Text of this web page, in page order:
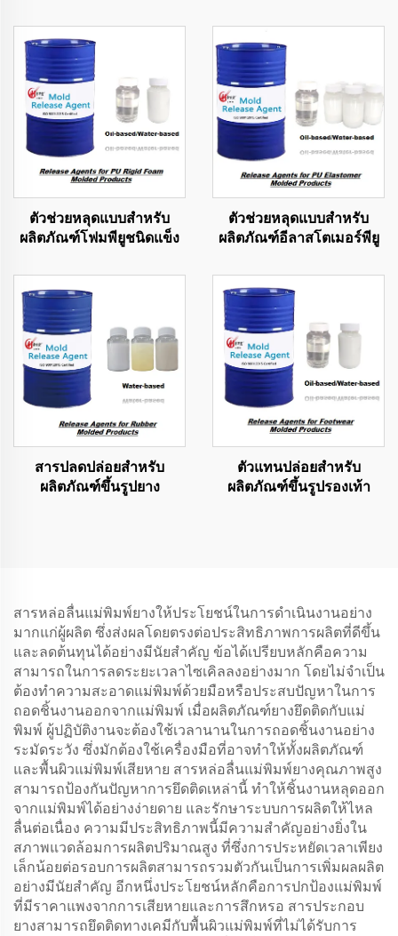
ตัวช่วยหลุดแบบสำหรับ
ผลิตภัณฑ์โฟมพียูชนิดแข็ง
ตัวช่วยหลุดแบบสำหรับ
ผลิตภัณฑ์อีลาสโตเมอร์พียู
สารปลดปล่อยสำหรับ
ผลิตภัณฑ์ขึ้นรูปยาง
ตัวแทนปล่อยสำหรับ
ผลิตภัณฑ์ขึ้นรูปรองเท้า
สารหล่อลื่นแม่พิมพ์ยางให้ประโยชน์ในการดำเนินงานอย่าง
มากแก่ผู้ผลิต ซึ่งส่งผลโดยตรงต่อประสิทธิภาพการผลิตที่ดีขึ้น
และลดต้นทุนได้อย่างมีนัยสำคัญ ข้อได้เปรียบหลักคือความ
สามารถในการลดระยะเวลาไซเคิลลงอย่างมาก โดยไม่จำเป็น
ต้องทำความสะอาดแม่พิมพ์ด้วยมือหรือประสบปัญหาในการ
ถอดชิ้นงานออกจากแม่พิมพ์ เมื่อผลิตภัณฑ์ยางยึดติดกับแม่
พิมพ์ ผู้ปฏิบัติงานจะต้องใช้เวลานานในการถอดชิ้นงานอย่าง
ระมัดระวัง ซึ่งมักต้องใช้เครื่องมือที่อาจทำให้ทั้งผลิตภัณฑ์
และพื้นผิวแม่พิมพ์เสียหาย สารหล่อลื่นแม่พิมพ์ยางคุณภาพสูง
สามารถป้องกันปัญหาการยึดติดเหล่านี้ ทำให้ชิ้นงานหลุดออก
จากแม่พิมพ์ได้อย่างง่ายดาย และรักษาระบบการผลิตให้ไหล
ลื่นต่อเนื่อง ความมีประสิทธิภาพนี้มีความสำคัญอย่างยิ่งใน
สภาพแวดล้อมการผลิตปริมาณสูง ที่ซึ่งการประหยัดเวลาเพียง
เล็กน้อยต่อรอบการผลิตสามารถรวมตัวกันเป็นการเพิ่มผลผลิต
อย่างมีนัยสำคัญ อีกหนึ่งประโยชน์หลักคือการปกป้องแม่พิมพ์
ที่มีราคาแพงจากการเสียหายและการสึกหรอ สารประกอบ
ยางสามารถยึดติดทางเคมีกับพื้นผิวแม่พิมพ์ที่ไม่ได้รับการ